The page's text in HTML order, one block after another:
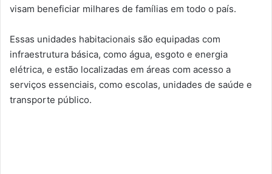
visam beneficiar milhares de famílias em todo o país.
Essas unidades habitacionais são equipadas com
infraestrutura básica, como água, esgoto e energia
elétrica, e estão localizadas em áreas com acesso a
serviços essenciais, como escolas, unidades de saúde e
transporte público.